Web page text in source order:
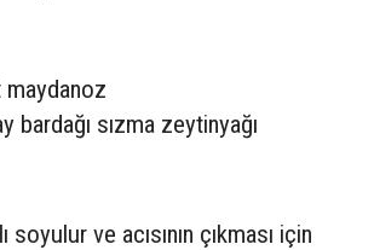
maydanoz
bardağı sızma zeytinyağı
soyulur ve acısının çıkması için